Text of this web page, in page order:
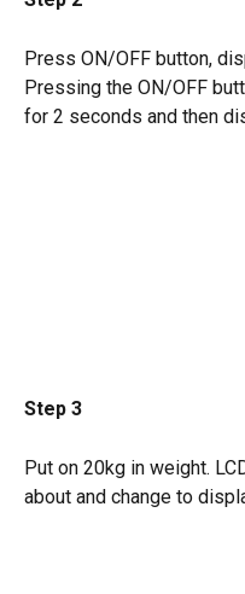
Press ON/OFF button,
Pressing the ON/OFF
for 2 seconds and then
Step 3
Put on 20kg in weight.
about and change to